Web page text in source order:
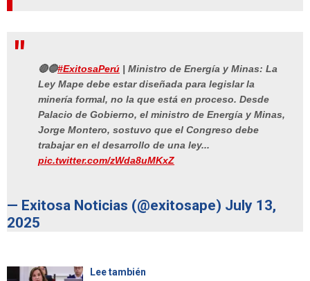
🔴🔵#ExitosaPerú | Ministro de Energía y Minas: La
Ley Mape debe estar diseñada para legislar la
minería formal, no la que está en proceso. Desde
Palacio de Gobierno, el ministro de Energía y Minas,
Jorge Montero, sostuvo que el Congreso debe
trabajar en el desarrollo de una ley...
pic.twitter.com/zWda8uMKxZ
— Exitosa Noticias (@exitosape) July 13,
2025
Lee también